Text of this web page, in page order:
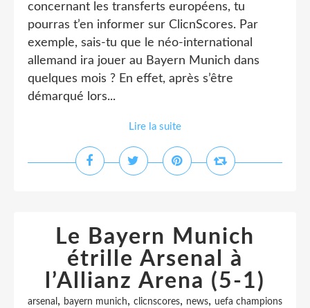
concernant les transferts européens, tu
pourras t’en informer sur ClicnScores. Par
exemple, sais-tu que le néo-international
allemand ira jouer au Bayern Munich dans
quelques mois ? En effet, après s’être
démarqué lors...
Lire la suite
Le Bayern Munich
étrille Arsenal à
l’Allianz Arena (5-1)
arsenal , bayern munich, clicnscores, news, uefa champions